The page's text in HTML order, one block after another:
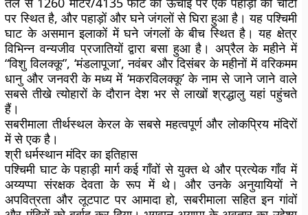
पर स्थित है, और पहाड़ों और घने जंगलों से घिरा हुआ है। यह पश्चिमी
घाट के असमान इलाकों में घने जंगलों के बीच स्थित है। यह क्षेत्र
विभिन्न वन्यजीव प्रजातियों द्वारा बसा हुआ है। अप्रैल के महीने में
“विशु विलक्कू”, ‘मंडलापूजा’, नवंबर और दिसंबर के महीनों में वरिकमम
धानु और जनवरी के मध्य में ‘मकरविलक्कू’ के नाम से जाने जाने वाले
सबसे तीखे त्योहारों के दौरान देश भर से लाखों श्रद्धालु यहां पहुंचते
हैं।
सबरीमाला तीर्थस्थल केरल के सबसे महत्वपूर्ण और लोकप्रिय मंदिरों
में से एक है।
श्री धर्मस्थान मंदिर का इतिहास
पश्चिमी घाट के पहाड़ी मार्ग कई गाँवों से युक्त थे और प्रत्येक गाँव में
अय्यप्पा संरक्षक देवता के रूप में थे। और उनके अनुयायियों ने
अपवित्रता और लूटपाट पर आमादा हो, सबरीमाला सहित इन गांवों